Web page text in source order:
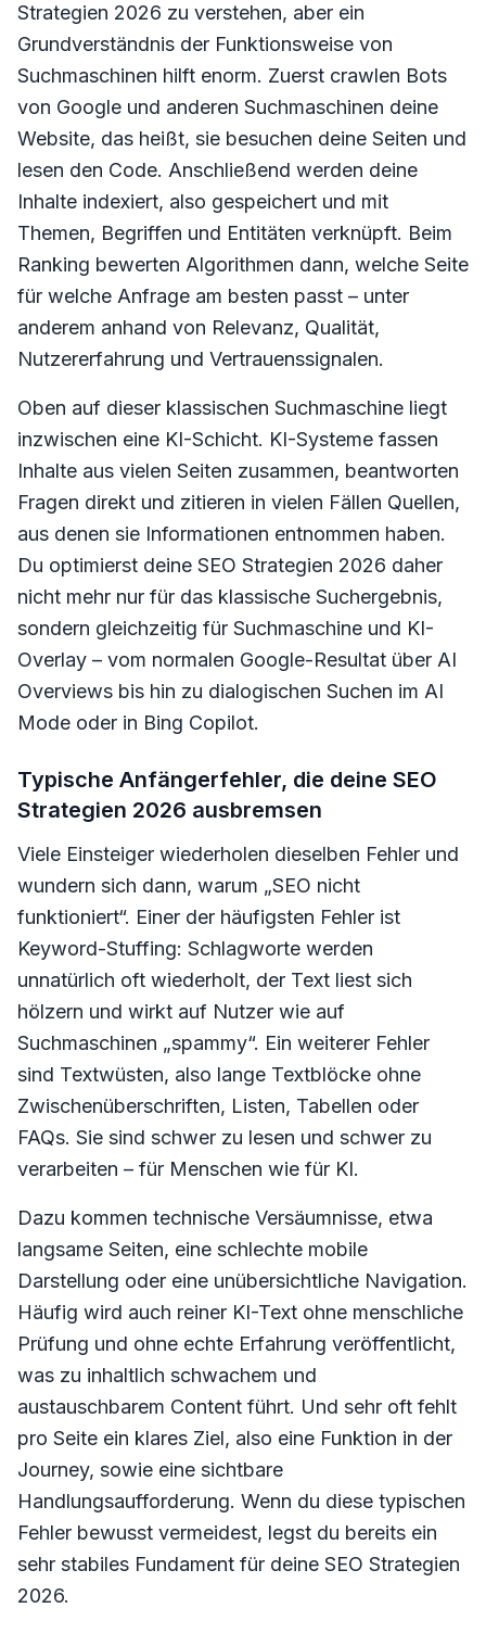
Strategien 2026 zu verstehen, aber ein
Grundverständnis der Funktionsweise von
Suchmaschinen hilft enorm. Zuerst crawlen Bots
von Google und anderen Suchmaschinen deine
Website, das heißt, sie besuchen deine Seiten und
lesen den Code. Anschließend werden deine
Inhalte indexiert, also gespeichert und mit
Themen, Begriffen und Entitäten verknüpft. Beim
Ranking bewerten Algorithmen dann, welche Seite
für welche Anfrage am besten passt – unter
anderem anhand von Relevanz, Qualität,
Nutzererfahrung und Vertrauenssignalen.
Oben auf dieser klassischen Suchmaschine liegt
inzwischen eine KI-Schicht. KI-Systeme fassen
Inhalte aus vielen Seiten zusammen, beantworten
Fragen direkt und zitieren in vielen Fällen Quellen,
aus denen sie Informationen entnommen haben.
Du optimierst deine SEO Strategien 2026 daher
nicht mehr nur für das klassische Suchergebnis,
sondern gleichzeitig für Suchmaschine und KI-
Overlay – vom normalen Google-Resultat über AI
Overviews bis hin zu dialogischen Suchen im AI
Mode oder in Bing Copilot.
Typische Anfängerfehler, die deine SEO
Strategien 2026 ausbremsen
Viele Einsteiger wiederholen dieselben Fehler und
wundern sich dann, warum „SEO nicht
funktioniert“. Einer der häufigsten Fehler ist
Keyword-Stuffing: Schlagworte werden
unnatürlich oft wiederholt, der Text liest sich
hölzern und wirkt auf Nutzer wie auf
Suchmaschinen „spammy“. Ein weiterer Fehler
sind Textwüsten, also lange Textblöcke ohne
Zwischenüberschriften, Listen, Tabellen oder
FAQs. Sie sind schwer zu lesen und schwer zu
verarbeiten – für Menschen wie für KI.
Dazu kommen technische Versäumnisse, etwa
langsame Seiten, eine schlechte mobile
Darstellung oder eine unübersichtliche Navigation.
Häufig wird auch reiner KI-Text ohne menschliche
Prüfung und ohne echte Erfahrung veröffentlicht,
was zu inhaltlich schwachem und
austauschbarem Content führt. Und sehr oft fehlt
pro Seite ein klares Ziel, also eine Funktion in der
Journey, sowie eine sichtbare
Handlungsaufforderung. Wenn du diese typischen
Fehler bewusst vermeidest, legst du bereits ein
sehr stabiles Fundament für deine SEO Strategien
2026.